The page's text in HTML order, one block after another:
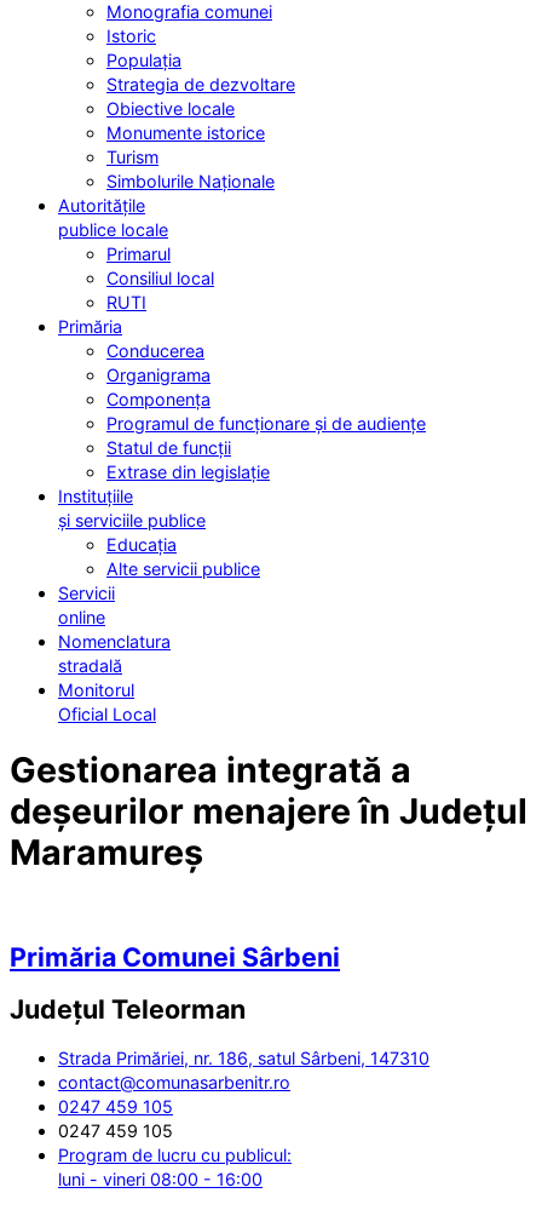
Monografia comunei
Istoric
Populația
Strategia de dezvoltare
Obiective locale
Monumente istorice
Turism
Simbolurile Naționale
Autoritățile
publice locale
Primarul
Consiliul local
RUTI
Primăria
Conducerea
Organigrama
Componența
Programul de funcționare și de audiențe
Statul de funcții
Extrase din legislație
Instituțiile
și serviciile publice
Educația
Alte servicii publice
Servicii
online
Nomenclatura
stradală
Monitorul
Oficial Local
Gestionarea integrată a
deșeurilor menajere în Județul
Maramureș
Primăria Comunei Sârbeni
Județul Teleorman
Strada Primăriei, nr. 186, satul Sârbeni, 147310
contact@comunasarbenitr.ro
0247 459 105
0247 459 105
Program de lucru cu publicul:
luni - vineri 08:00 - 16:00